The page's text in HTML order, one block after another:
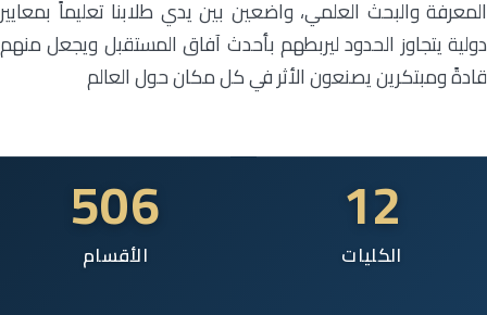
المعرفة والبحث العلمي، واضعين بين يدي طلابنا تعليماً بمعايير
دولية يتجاوز الحدود ليربطهم بأحدث آفاق المستقبل ويجعل منهم
قادةً ومبتكرين يصنعون الأثر في كل مكان حول العالم
12
الكليات
506
الأقسام